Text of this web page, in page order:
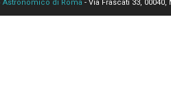
Astronomico di Roma - Via Frascati 33,